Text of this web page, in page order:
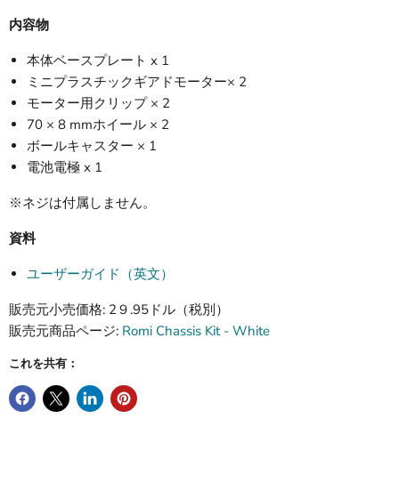
内容物
本体ベースプレート x 1
ミニプラスチックギアドモーター× 2
モーター用クリップ × 2
70 × 8 mmホイール × 2
ボールキャスター × 1
電池電極 x 1
※ネジは付属しません。
資料
ユーザーガイド（英文）
販売元小売価格: 2９.95ドル（税別）
販売元商品ページ: Romi Chassis Kit - White
これを共有：